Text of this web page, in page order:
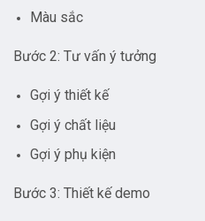
Màu sắc
Bước 2: Tư vấn ý tưởng
Gợi ý thiết kế
Gợi ý chất liệu
Gợi ý phụ kiện
Bước 3: Thiết kế demo